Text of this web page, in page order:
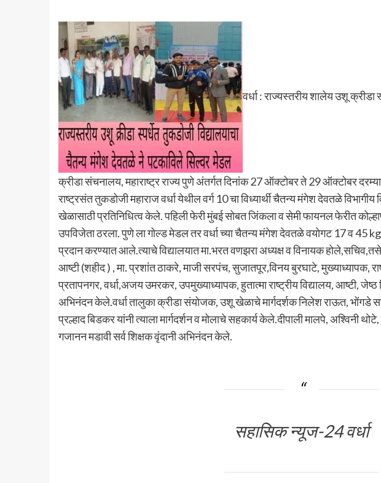
वर्धा : राज्यस्तरीय शालेय उशू क्रीडा
क्रीडा संचनालय, महाराष्ट्र राज्य पुणे अंतर्गत दिनांक 27 ऑक्टोबर ते 29 ऑक्टोबर
राष्ट्रसंत तुकडोजी महाराज वर्धा येथील वर्ग 10 चा विध्यार्थी चैतन्य मंगेश देवतळे
खेळासाठी प्रतिनिधित्व केले. पहिली फेरी मुंबई सोबत जिंकला व सेमी फायनल फेरीत
उपविजेता ठरला. पुणे ला गोल्ड मेडल तर वर्धा च्या चैतन्य मंगेश देवतळे वयोगट 17 व 45
प्रदान करण्यात आले.त्याचे विद्यालयात मा.भरत वणझरा अध्यक्ष व विनायक
आष्टी (शहीद ) , मा. प्रशांत ठाकरे, माजी सरपंच, सुजातपूर,विनय बुरघाटे, मुख्याध्यापक,
प्रतापनगर, वर्धा,अजय उमरकर, उपमुख्याध्यापक, हुतात्मा राष्ट्रीय विद्यालय, आष्टी,
अभिनंदन केले.वर्धा तालुका क्रीडा संयोजक, उशू खेळाचे मार्गदर्शक निलेश राऊत, भोंगडे
प्रल्हाद बिडकर यांनी त्याला मार्गदर्शन व मोलाचे सहकार्य केले.दीपाली मालपे, अश्विनी
गजानन मडावी सर्व शिक्षक वृंदानी अभिनंदन केले.
सहासिक न्यूज-24 वर्धा